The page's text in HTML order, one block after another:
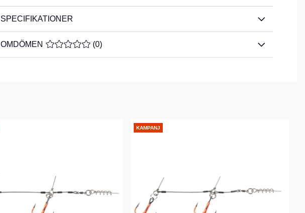
SPECIFIKATIONER
OMDÖMEN MEDELBETYG 0 AV 5 ANTAL BETYG 0
(0)
KAMPANJ